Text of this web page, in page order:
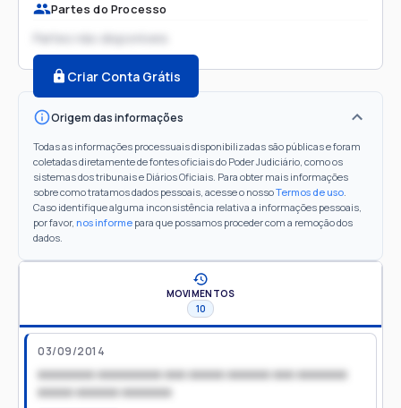
Partes do Processo
Partes não disponíveis
Criar Conta Grátis
Origem das informações
Todas as informações processuais disponibilizadas são públicas e foram
coletadas diretamente de fontes oficiais do Poder Judiciário, como os
sistemas dos tribunais e Diários Oficiais. Para obter mais informações
sobre como tratamos dados pessoais, acesse o nossoTermos de uso.
Caso identifique alguma inconsistência relativa a informações pessoais,
por favor, nos informe para que possamos proceder com a remoção dos
dados.
MOVIMENTOS
10
03/09/2014
xxxxxxxx xxxxxxxxx xxx xxxxx xxxxxx xxx xxxxxxx
xxxxx xxxxxx xxxxxxx